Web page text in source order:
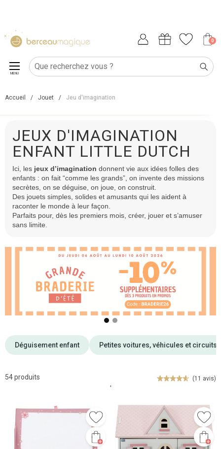
0
MENU
Accueil / Jouet / Jeu d'imagination
JEUX D'IMAGINATION
ENFANT LITTLE DUTCH
Ici, les jeux d’imagination donnent vie aux idées folles des
enfants : on fait “comme les grands”, on invente des missions
secrètes, on se déguise, on joue, on construit.
Des jouets simples, solides et amusants qui les aident à
raconter le monde à leur façon.
Parfaits pour, dès les premiers mois, créer, jouer et s’amuser
sans limite.
Déguisement enfant Petites voitures, véhicules et circuits
54 produits (11 avis)
'